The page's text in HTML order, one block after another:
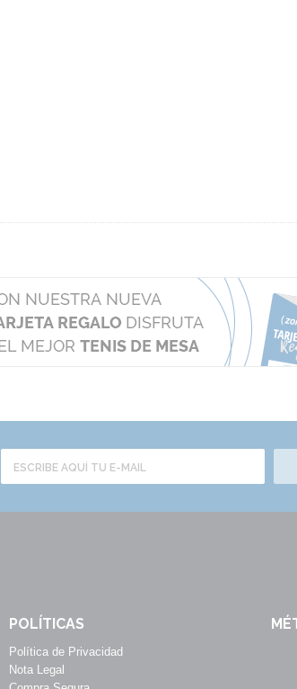
POLÍTICAS
Política de Privacidad
Nota Legal